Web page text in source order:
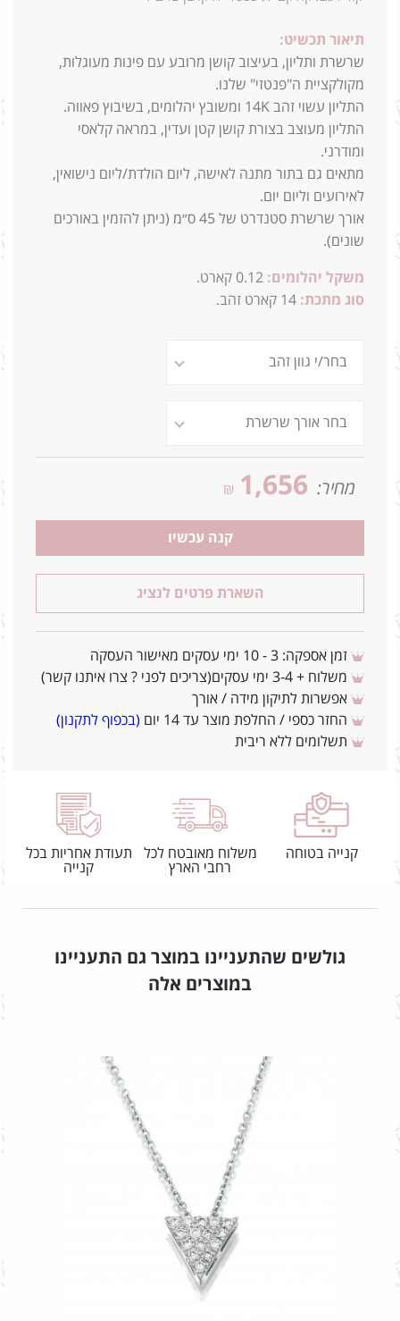
תיאור תכשיט:
שרשרת ותליון, בעיצוב קושן מרובע עם פינות מעוגלות,
מקולקציית ה"פנטזי" שלנו.
התליון עשוי זהב 14K ומשובץ יהלומים, בשיבוץ פאווה.
התליון מעוצב בצורת קושן קטן ועדין, במראה קלאסי
ומודרני.
מתאים גם בתור מתנה לאישה, ליום הולדת/ליום נישואין,
לאירועים וליום יום.
אורך שרשרת סטנדרט של 45 ס״מ (ניתן להזמין באורכים
שונים).
משקל יהלומים: 0.12 קארט.
סוג מתכת: 14 קארט זהב.
מחיר: 1,656
₪
קנה עכשיו
השארת פרטים לנציג
זמן אספקה: 3 - 10 ימי עסקים מאישור העסקה
משלוח + 3-4 ימי עסקים(צריכים לפני ? צרו איתנו קשר)
אפשרות לתיקון מידה / אורך
החזר כספי / החלפת מוצר עד 14 יום
(בכפוף לתקנון)
תשלומים ללא ריבית
קנייה בטוחה
משלוח מאובטח לכל
רחבי הארץ
תעודת אחריות בכל
קנייה
גולשים שהתעניינו במוצר גם התעניינו
במוצרים אלה